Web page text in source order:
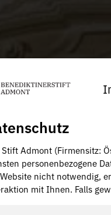
Stift Admont (Firmensitz:
personenbezogene
nicht notwendig,
mit Ihnen. Falls